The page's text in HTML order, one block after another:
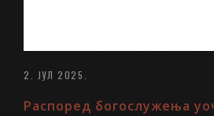
2. ЈУЛ 2025.
Распоред богослужења